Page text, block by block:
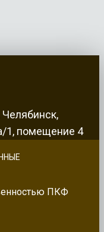
Челябинск,
1, помещение 4
ПКФ